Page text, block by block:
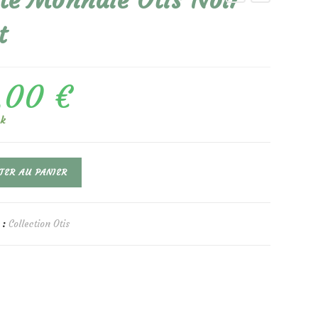
€
AU PANIER
: Collection Otis